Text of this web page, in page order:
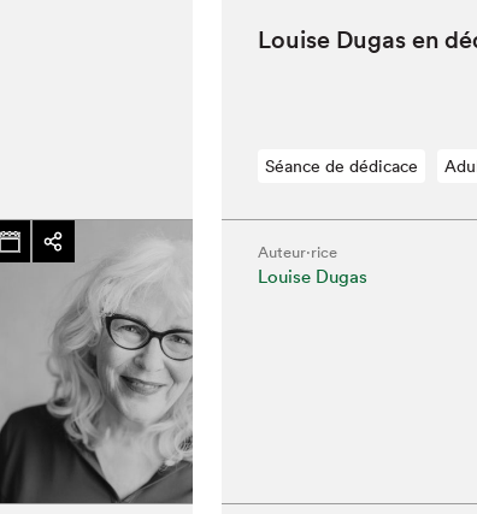
Louise Dugas en
Séance de dédicace
Auteur·rice
Louise Dugas